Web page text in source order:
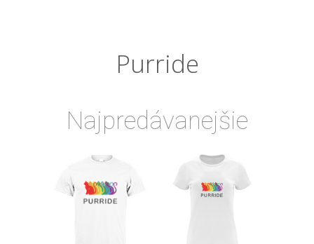
Purride
Najpredávanejšie